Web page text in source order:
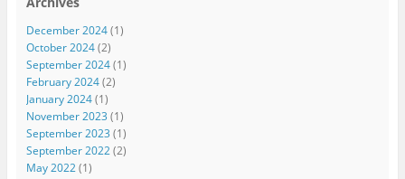
December 2024(1)
October 2024(2)
September 2024(1)
February 2024(2)
January 2024(1)
November 2023 (1)
September 2023 (1)
September 2022(2)
May 2022(1)